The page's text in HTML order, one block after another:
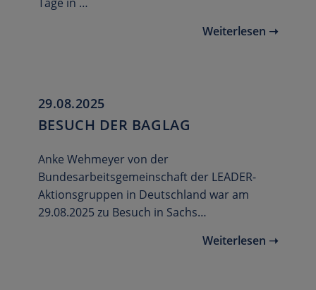
Weiterlesen ➝
29.08.2025
BESUCH DER BAGLAG
Anke Wehmeyer von der
Bundesarbeitsgemeinschaft der LEADER-
Aktionsgruppen in Deutschland war am
29.08.2025 zu Besuch in Sachs…
Weiterlesen ➝